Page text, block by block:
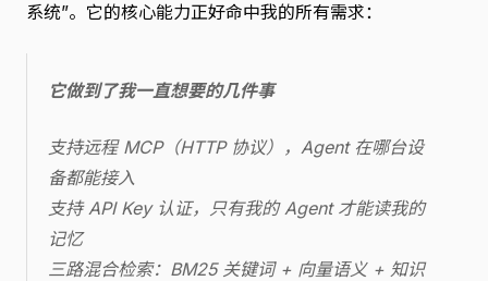
系统”。它的核心能力正好命中我的所有需求：
它做到了我一直想要的几件事
支持远程 MCP（HTTP 协议），Agent 在哪台设
备都能接入
支持 API Key 认证，只有我的 Agent 才能读我的
记忆
三路混合检索：BM25 关键词 + 向量语义 + 知识